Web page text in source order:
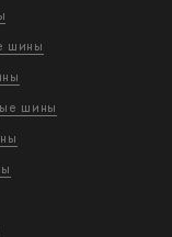
шины
шины